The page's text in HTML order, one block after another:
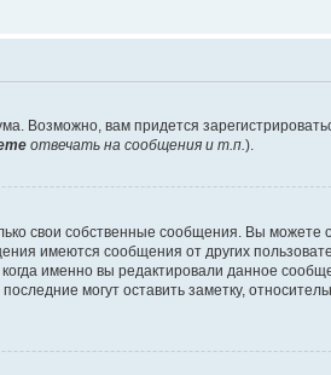
Возможно, вам придется
отвечать на сообщения и т.п.).
свои собственные сообщения. Вы можете
имеются сообщения от других
именно вы редактировали данное
могут оставить заметку,